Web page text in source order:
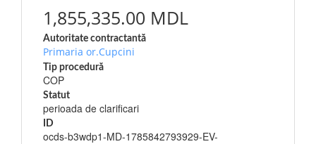
1,855,335.00 MDL
Autoritate contractantă
Primaria or.Cupcini
Tip procedură
COP
Statut
perioada de clarificari
ID
ocds-b3wdp1-MD-1785842793929-EV-